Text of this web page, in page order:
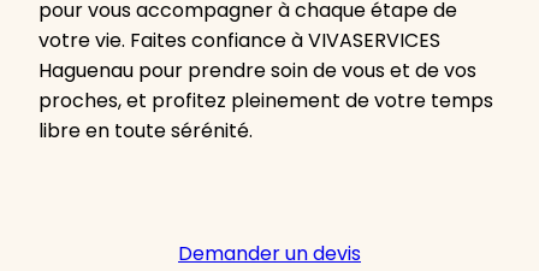
pour vous accompagner à chaque étape de
votre vie. Faites confiance à VIVASERVICES
Haguenau pour prendre soin de vous et de vos
proches, et profitez pleinement de votre temps
libre en toute sérénité.
Demander un devis